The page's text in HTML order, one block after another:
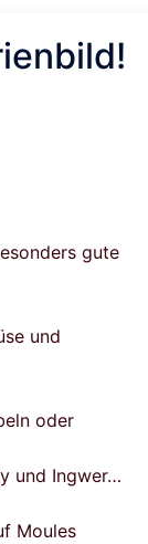
gute
und
oder
und Ingwer…
Moules